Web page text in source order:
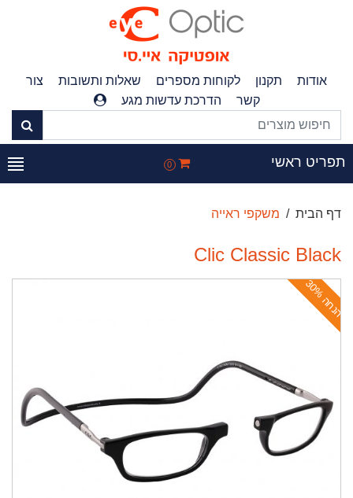
אודות תקנון לקוחות מספרים שאלות ותשובות
צור
קשר
הדרכת עדשות מגע
ראשי 0
דף הבית משקפי ראייה
Clic Classic Black
ה
נ
ח
ה
3
0